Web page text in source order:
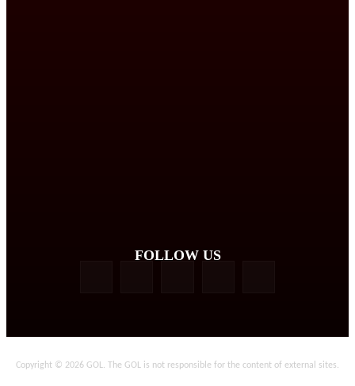
FOLLOW US
Copyright © 2026 GOL. The GOL is not responsible for the content of external sites.